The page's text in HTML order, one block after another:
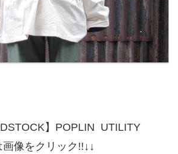
】POPLIN UTILITY
像をクリック!!↓↓